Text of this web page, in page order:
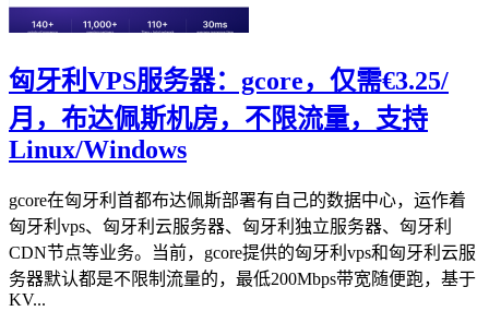
匈牙利VPS服务器：gcore，仅需€3.25/
月，布达佩斯机房，不限流量，支持
Linux/Windows
gcore在匈牙利首都布达佩斯部署有自己的数据中心，运作着
匈牙利vps、匈牙利云服务器、匈牙利独立服务器、匈牙利
CDN节点等业务。当前，gcore提供的匈牙利vps和匈牙利云服
务器默认都是不限制流量的，最低200Mbps带宽随便跑，基于
KV...